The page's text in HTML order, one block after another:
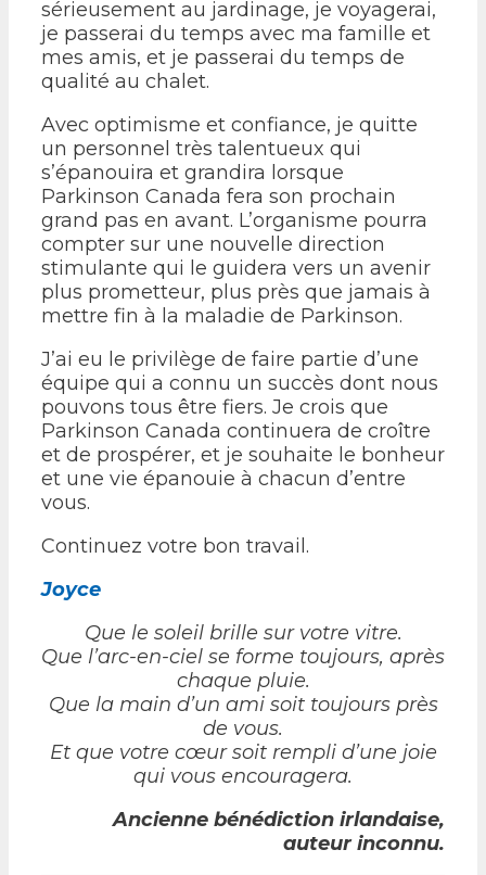
sérieusement au jardinage, je voyagerai,
je passerai du temps avec ma famille et
mes amis, et je passerai du temps de
qualité au chalet.
Avec optimisme et confiance, je quitte
un personnel très talentueux qui
s’épanouira et grandira lorsque
Parkinson Canada fera son prochain
grand pas en avant. L’organisme pourra
compter sur une nouvelle direction
stimulante qui le guidera vers un avenir
plus prometteur, plus près que jamais à
mettre fin à la maladie de Parkinson.
J’ai eu le privilège de faire partie d’une
équipe qui a connu un succès dont nous
pouvons tous être fiers. Je crois que
Parkinson Canada continuera de croître
et de prospérer, et je souhaite le bonheur
et une vie épanouie à chacun d’entre
vous.
Continuez votre bon travail.
Joyce
Que le soleil brille sur votre vitre.
Que l’arc-en-ciel se forme toujours, après
chaque pluie.
Que la main d’un ami soit toujours près
de vous.
Et que votre cœur soit rempli d’une joie
qui vous encouragera.
Ancienne bénédiction irlandaise,
auteur inconnu.